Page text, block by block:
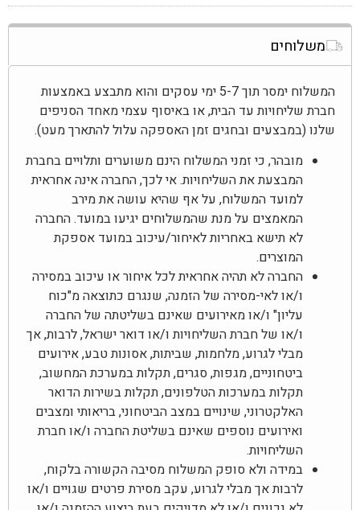
משלוחים
המשלוח ימסר תוך 5-7 ימי עסקים והוא מתבצע באמצעות
חברת שליחויות עד הבית, או באיסוף עצמי מאחד הסניפים
שלנו (במבצעים ובחגים זמן האספקה עלול להתארך מעט).
מובהר, כי זמני המשלוח הינם משוערים ותלויים בחברת
המבצעת את השליחויות. אי לכך, החברה אינה אחראית
למועד המשלוח, על אף שהיא עושה את מירב
המאמצים על מנת שהמשלוחים יגיעו במועד. החברה
לא תישא באחריות לאיחור/עיכוב במועד אספקת
המוצרים.
החברה לא תהיה אחראית לכל איחור או עיכוב במסירה
ו/או לאי-מסירה של הזמנה, שנגרם כתוצאה מ"כוח
עליון" ו/או מאירועים שאינם בשליטתה של החברה
ו/או של חברת השליחויות ו/או דואר ישראל, לרבות, אך
מבלי לגרוע, מלחמות, שביתות, אסונות טבע, אירועים
ביטחוניים, מגפות, סגרים, תקלות במערכת המחשוב,
תקלות במערכות הטלפונים, תקלות בשירות הדואר
האלקטרוני, שינויים במצב הביטחוני, בריאותי ומצבים
ואירועים נוספים שאינם בשליטת החברה ו/או חברת
השליחויות.
במידה ולא סופק המשלוח מסיבה הקשורה בלקוח,
לרבות אך מבלי לגרוע, עקב מסירת פרטים שגויים ו/או